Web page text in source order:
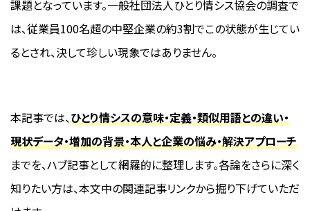
課題となっています。一般社団法人ひとり情シス協会の調査で
は、従業員100名超の中堅企業の約3割でこの状態が生じてい
るとされ、決して珍しい現象ではありません。
本記事では、ひとり情シスの意味・定義・類似用語との違い・
現状データ・増加の背景・本人と企業の悩み・解決アプローチ
までを、ハブ記事として網羅的に整理します。各論をさらに深く
知りたい方は、本文中の関連記事リンクから掘り下げていただ